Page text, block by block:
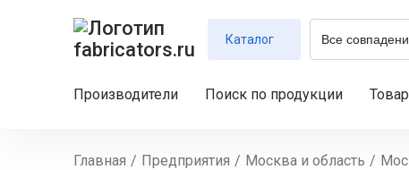
Каталог
Производители Поиск по продукции
Главная / Предприятия / Москва и область /